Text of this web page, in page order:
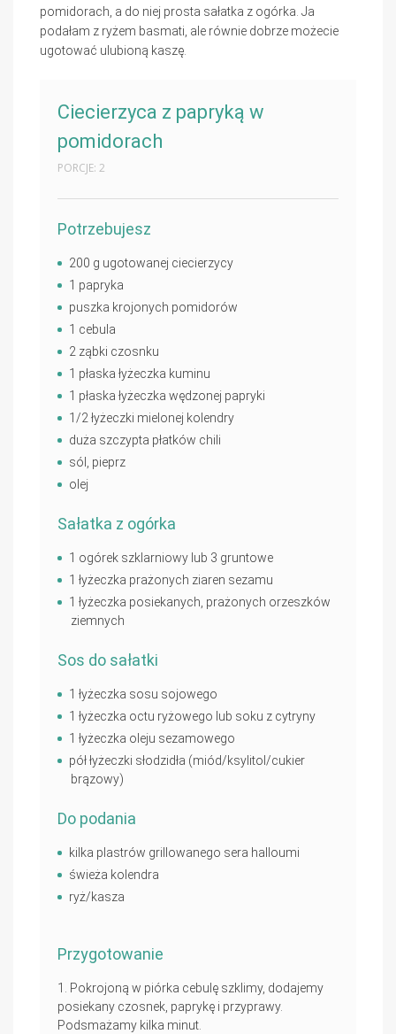
pomidorach, a do niej prosta sałatka z ogórka. Ja
podałam z ryżem basmati, ale równie dobrze możecie
ugotować ulubioną kaszę.
Ciecierzyca z papryką w
pomidorach
PORCJE: 2
Potrzebujesz
200 g ugotowanej ciecierzycy
1 papryka
puszka krojonych pomidorów
1 cebula
2 ząbki czosnku
1 płaska łyżeczka kuminu
1 płaska łyżeczka wędzonej papryki
1/2 łyżeczki mielonej kolendry
duża szczypta płatków chili
sól, pieprz
olej
Sałatka z ogórka
1 ogórek szklarniowy lub 3 gruntowe
1 łyżeczka prażonych ziaren sezamu
1 łyżeczka posiekanych, prażonych orzeszków
ziemnych
Sos do sałatki
1 łyżeczka sosu sojowego
1 łyżeczka octu ryżowego lub soku z cytryny
1 łyżeczka oleju sezamowego
pół łyżeczki słodzidła (miód/ksylitol/cukier
brązowy)
Do podania
kilka plastrów grillowanego sera halloumi
świeża kolendra
ryż/kasza
Przygotowanie
Pokrojoną w piórka cebulę szklimy, dodajemy
posiekany czosnek, paprykę i przyprawy.
Podsmażamy kilka minut.